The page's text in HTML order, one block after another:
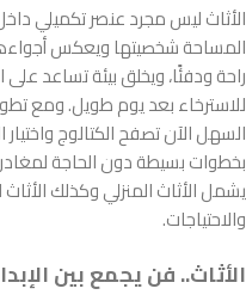
الأثاث ليس مجرد عنصر تكميلي
المساحة شخصيتها ويعكس
راحة ودفئًا، ويخلق بيئة تساعد
للاسترخاء بعد يوم طويل. ومع
السهل الآن تصفح الكتالوج
بخطوات بسيطة دون الحاجة
يشمل الأثاث المنزلي وكذلك
والاحتياجات.
الأثاث.. فن يجمع بين